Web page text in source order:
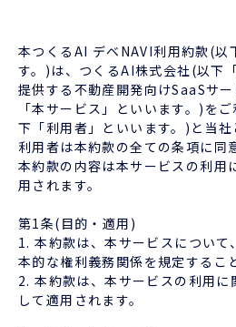
本つくるAI デベNAVI利用約款(以
す。)は、つくるAI株式会社(以下
提供する不動産開発向けSaaSサ
「本サービス」といいます。)を
下「利用者」といいます。)と当社
利用者は本約款の全ての条項に同
本約款の内容は本サービスの利用
用されます。
第1条(目的・適用)
1. 本約款は、本サービスについて
本的な権利義務関係を規定するこ
2. 本約款は、本サービスの利用に
して適用されます。